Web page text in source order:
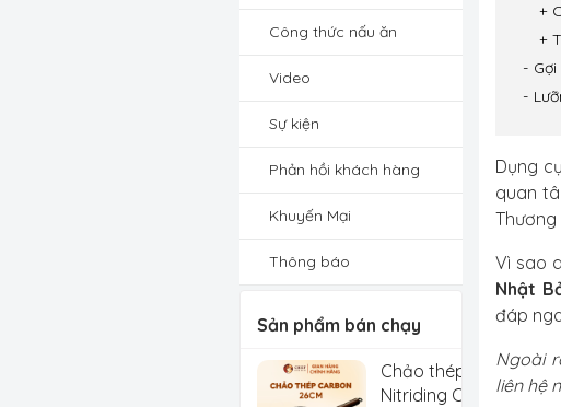
Công thức nấu ăn
Video
Sự kiện
Phản hồi khách hàng
Khuyến Mại
Thông báo
Sản phẩm bán chạy
Chảo thép Carbon
Nitriding Chef Studio
Dụng
quan
Thương
Vì sao
Nhật
đáp
Ngoài
liên hệ